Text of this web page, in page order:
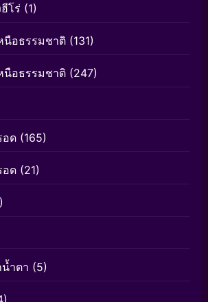
โร่ (1)
นือธรรมชาติ (131)
นือธรรมชาติ (247)
อด (165)
อด (21)
น้ำตา (5)